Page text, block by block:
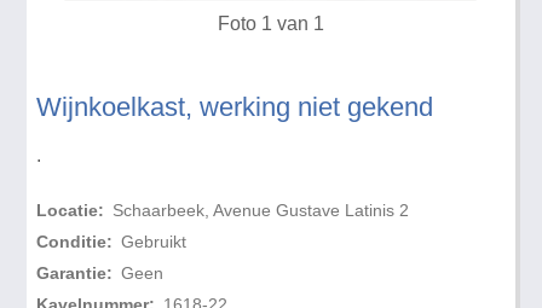
Wijnkoelkast, werking niet gekend
.
Locatie: Schaarbeek, Avenue Gustave Latinis 2
Conditie: Gebruikt
Garantie: Geen
Foto 1 van 1